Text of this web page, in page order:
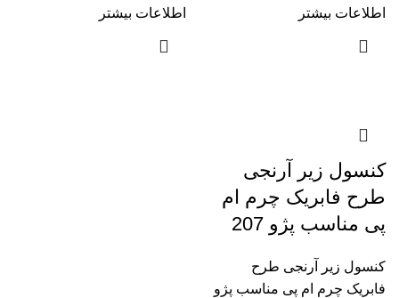
اطلاعات بیشتر
اطلاعات بیشتر
کنسول زیر آرنجی
طرح فابریک چرم ام
پی مناسب پژو 207
کنسول زیر آرنجی طرح
فابریک چرم ام پی مناسب پژو